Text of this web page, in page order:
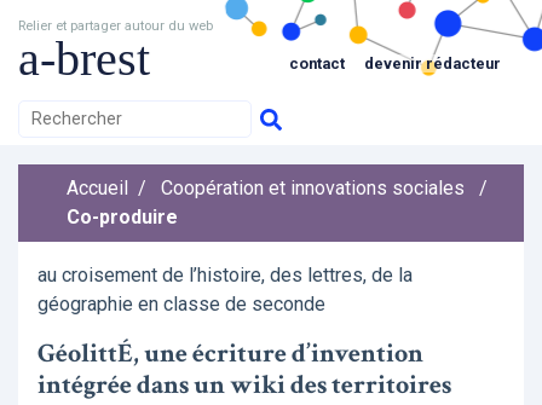
Relier et partager autour du web
a-brest contact devenir rédacteur
Accueil / Coopération et innovations sociales
/
Co-produire
au croisement de l’histoire, des lettres, de la
géographie en classe de seconde
GéolittÉ, une écriture d’invention
intégrée dans un wiki des territoires